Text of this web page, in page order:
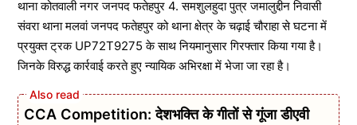
थाना कोतवाली नगर जनपद फतेहपुर 4. समशुलहुदा पुत्र जमालुद्दीन निवासी
संवरा थाना मलवां जनपद फतेहपुर को थाना क्षेत्र के चढ़ाई चौराहा से घटना में
प्रयुक्त ट्रक UP72T9275 के साथ नियमानुसार गिरफ्तार किया गया है।
जिनके विरुद्ध कार्रवाई करते हुए न्यायिक अभिरक्षा में भेजा जा रहा है।
CCA Competition: देशभक्ति के गीतों से गूंजा डीएवी